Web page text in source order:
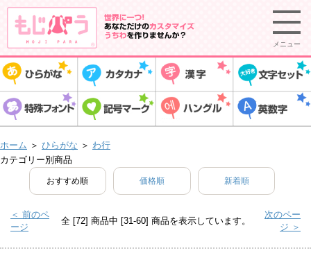
メニュー
ホーム ＞ ひらがな ＞ わ行
カテゴリー別商品
おすすめ順 価格順 新着順
＜ 前のペ
ージ
全 [72] 商品中 [31-60] 商品を表示しています。
次のペー
ジ ＞